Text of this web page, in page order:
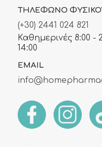
ΤΗΛΈΦΩΝΟ
(+30) 2441 024 821
Καθημερινές 8:00 -
14:00
EMAIL